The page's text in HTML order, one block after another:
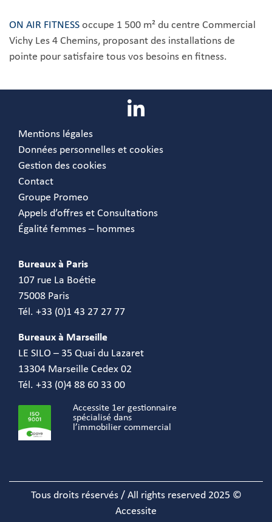
ON AIR FITNESS occupe 1 500 m² du centre Commercial
Vichy Les 4 Chemins, proposant des installations de
pointe pour satisfaire tous vos besoins en fitness.
Mentions légales
Données personnelles et cookies
Gestion des cookies
Contact
Groupe Promeo
Appels d’offres et Consultations
Égalité femmes – hommes
Bureaux à Paris
107 rue La Boétie
75008 Paris
Tél. +33 (0)1 43 27 27 77
Bureaux à Marseille
LE SILO – 35 Quai du Lazaret
13304 Marseille Cedex 02
Tél. +33 (0)4 88 60 33 00
Accessite 1er gestionnaire
spécialisé dans
l’immobilier commercial
Tous droits réservés / All rights reserved 2025 ©
Accessite